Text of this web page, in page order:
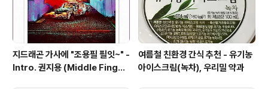
지드래곤 가사에 "조용필 필잇~" -
Intro. 권지용 (Middle Finger
여름철 친환경 간식 추천 - 유기농
아이스크림(녹차), 우리밀 약과